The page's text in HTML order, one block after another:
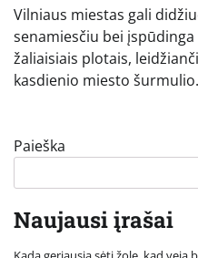
Vilniaus miestas gali
senamiesčiu bei
žaliaisiais plotais,
kasdienio miesto
Paieška
Naujausi įrašai